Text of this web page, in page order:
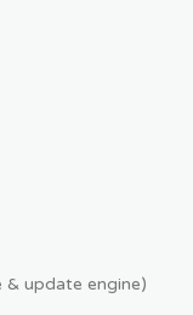
& update engine)